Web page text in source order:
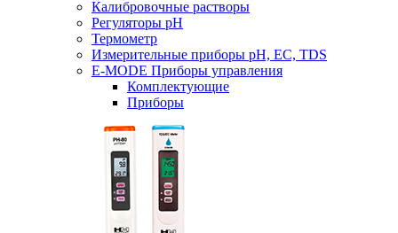
Калибровочные растворы
Регуляторы рН
Термометр
Измерительные приборы pH, EC, TDS
E-MODE Приборы управления
Комплектующие
Приборы